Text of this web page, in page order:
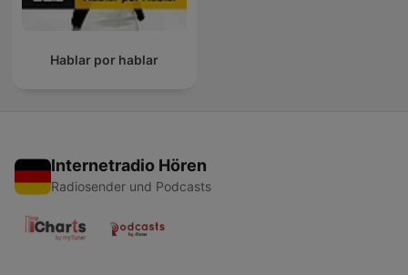
Hablar por hablar
Internetradio Hören
Radiosender und Podcasts